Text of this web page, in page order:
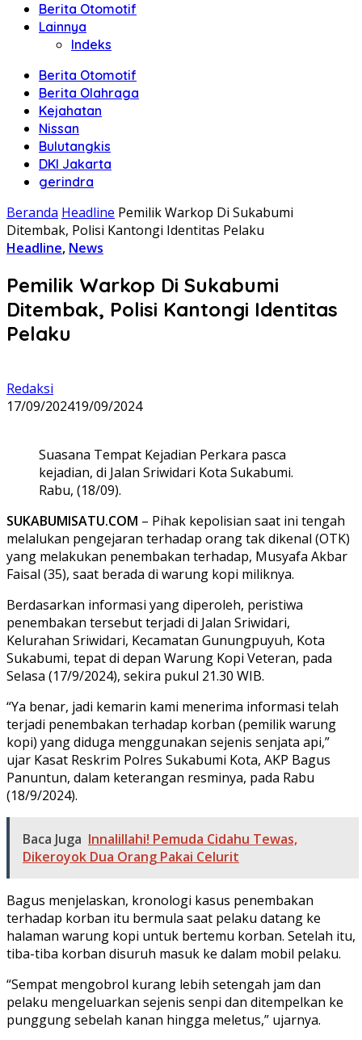
Berita Otomotif
Lainnya
Indeks
Berita Otomotif
Berita Olahraga
Kejahatan
Nissan
Bulutangkis
DKI Jakarta
gerindra
Beranda Headline Pemilik Warkop Di Sukabumi
Ditembak, Polisi Kantongi Identitas Pelaku
Headline, News
Pemilik Warkop Di Sukabumi
Ditembak, Polisi Kantongi Identitas
Pelaku
Redaksi
17/09/202419/09/2024
Suasana Tempat Kejadian Perkara pasca
kejadian, di Jalan Sriwidari Kota Sukabumi.
Rabu, (18/09).
SUKABUMISATU.COM – Pihak kepolisian saat ini tengah
melalukan pengejaran terhadap orang tak dikenal (OTK)
yang melakukan penembakan terhadap, Musyafa Akbar
Faisal (35), saat berada di warung kopi miliknya.
Berdasarkan informasi yang diperoleh, peristiwa
penembakan tersebut terjadi di Jalan Sriwidari,
Kelurahan Sriwidari, Kecamatan Gunungpuyuh, Kota
Sukabumi, tepat di depan Warung Kopi Veteran, pada
Selasa (17/9/2024), sekira pukul 21.30 WIB.
“Ya benar, jadi kemarin kami menerima informasi telah
terjadi penembakan terhadap korban (pemilik warung
kopi) yang diduga menggunakan sejenis senjata api,”
ujar Kasat Reskrim Polres Sukabumi Kota, AKP Bagus
Panuntun, dalam keterangan resminya, pada Rabu
(18/9/2024).
Baca Juga Innalillahi! Pemuda Cidahu Tewas,
Dikeroyok Dua Orang Pakai Celurit
Bagus menjelaskan, kronologi kasus penembakan
terhadap korban itu bermula saat pelaku datang ke
halaman warung kopi untuk bertemu korban. Setelah itu,
tiba-tiba korban disuruh masuk ke dalam mobil pelaku.
“Sempat mengobrol kurang lebih setengah jam dan
pelaku mengeluarkan sejenis senpi dan ditempelkan ke
punggung sebelah kanan hingga meletus,” ujarnya.